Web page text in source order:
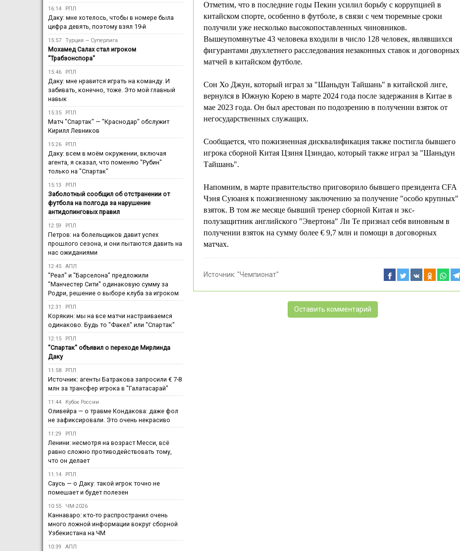
Отметим, что в последние годы Пекин усилил борьбу с коррупцией в
китайском спорте, особенно в футболе, в связи с чем тюремные сроки
получили уже несколько высокопоставленных чиновников.
Вышеупомянутые 43 человека входили в число 128 человек, являвшихся
фигурантами двухлетнего расследования незаконных ставок и договорных
матчей в китайском футболе.
Сон Хо Джун, который играл за "Шаньдун Тайшань" в китайской лиге,
вернулся в Южную Корею в марте 2024 года после задержания в Китае в
мае 2023 года. Он был арестован по подозрению в получении взяток от
негосударственных служащих.
Сообщается, что пожизненная дисквалификация также постигла бывшего
игрока сборной Китая Цзиня Цзиндао, который также играл за "Шаньдун
Тайшань".
Напомним, в марте правительство приговорило бывшего президента CFA
Чэня Суюаня к пожизненному заключению за получение "особо крупных"
взяток. В том же месяце бывший тренер сборной Китая и экс-
полузащитник английского "Эвертона" Ли Те признал себя виновным в
получении взяток на сумму более € 9,7 млн и помощи в договорных
матчах.
Источник: "Чемпионат"
Оставить комментарий
16:14 РПЛ
Даку: мне хотелось, чтобы в номере была
цифра девять, поэтому взял 19-й
15:57 Турция — Суперлига
Мохамед Салах стал игроком
"Трабзонспора"
15:46 РПЛ
Даку: мне нравится играть на команду. И
забивать, конечно, тоже. Это мой главный
навык
15:35 РПЛ
Матч "Спартак" — "Краснодар" обслужит
Кирилл Левников
15:26 РПЛ
Даку: всем в моём окружении, включая
агента, я сказал, что поменяю "Рубин"
только на "Спартак"
15:13 РПЛ
Заболотный сообщил об отстранении от
футбола на полгода за нарушение
антидопинговых правил
12:59 РПЛ
Петров: на болельщиков давит успех
прошлого сезона, и они пытаются давить на
нас ожиданиями
12:45 АПЛ
"Реал" и "Барселона" предложили
"Манчестер Сити" одинаковую сумму за
Родри, решение о выборе клуба за игроком
12:31 РПЛ
Корякин: мы на все матчи настраиваемся
одинаково. Будь то "Факел" или "Спартак"
12:15 РПЛ
"Спартак" объявил о переходе Мирлинда
Даку
11:58 РПЛ
Источник: агенты Батракова запросили € 7-8
млн за трансфер игрока в "Галатасарай"
11:44 Кубок России
Оливейра — о травме Кондакова: даже фол
не зафиксировали. Это очень некрасиво
11:29 РПЛ
Ленини: несмотря на возраст Месси, всё
равно сложно противодействовать тому,
что он делает
11:14 РПЛ
Саусь — о Даку: такой игрок точно не
помешает и будет полезен
10:55 ЧМ-2026
Каннаваро: кто-то распространил очень
много ложной информации вокруг сборной
Узбекистана на ЧМ
10:39 АПЛ